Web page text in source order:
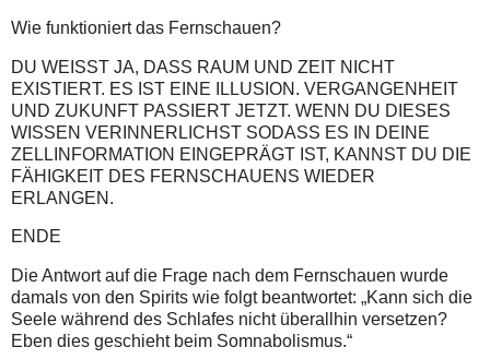
Wie funktioniert das Fernschauen?
DU WEISST JA, DASS RAUM UND ZEIT NICHT
EXISTIERT. ES IST EINE ILLUSION. VERGANGENHEIT
UND ZUKUNFT PASSIERT JETZT. WENN DU DIESES
WISSEN VERINNERLICHST SODASS ES IN DEINE
ZELLINFORMATION EINGEPRÄGT IST, KANNST DU DIE
FÄHIGKEIT DES FERNSCHAUENS WIEDER
ERLANGEN.
ENDE
Die Antwort auf die Frage nach dem Fernschauen wurde
damals von den Spirits wie folgt beantwortet: „Kann sich die
Seele während des Schlafes nicht überallhin versetzen?
Eben dies geschieht beim Somnabolismus.“